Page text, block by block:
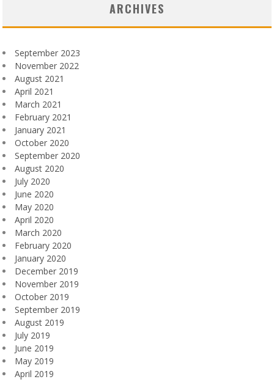
ARCHIVES
September 2023
November 2022
August 2021
April 2021
March 2021
February 2021
January 2021
October 2020
September 2020
August 2020
July 2020
June 2020
May 2020
April 2020
March 2020
February 2020
January 2020
December 2019
November 2019
October 2019
September 2019
August 2019
July 2019
June 2019
May 2019
April 2019